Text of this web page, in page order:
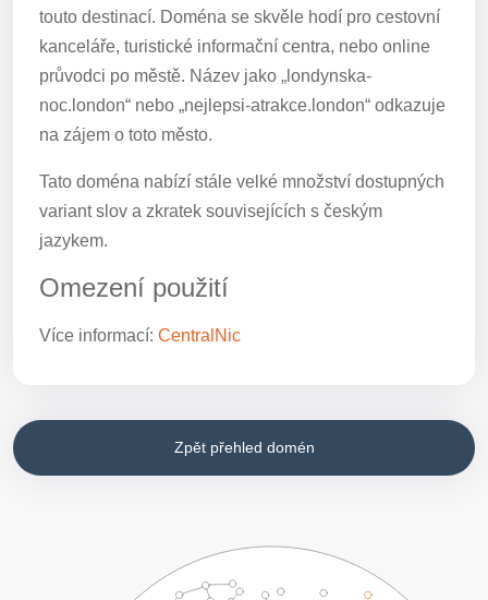
touto destinací. Doména se skvěle hodí pro cestovní
kanceláře, turistické informační centra, nebo online
průvodci po městě. Název jako „londynska-
noc.london“ nebo „nejlepsi-atrakce.london“ odkazuje
na zájem o toto město.
Tato doména nabízí stále velké množství dostupných
variant slov a zkratek souvisejících s českým
jazykem.
Omezení použití
Více informací: CentralNic
Zpět přehled domén